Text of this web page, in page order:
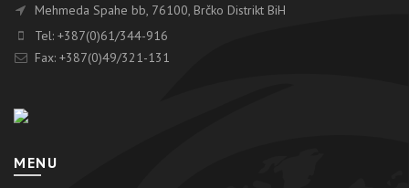
Mehmeda Spahe bb, 76100, Brčko Distrikt BiH
Tel: +387(0)61/344-916
Fax: +387(0)49/321-131
MENU